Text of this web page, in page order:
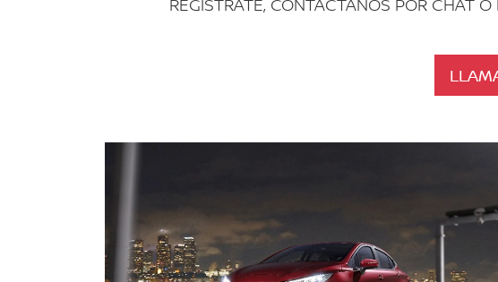
REGÍSTRATE, CONTÁCTANOS POR CHAT